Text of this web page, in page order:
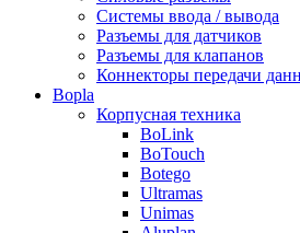
Системы ввода / вывода
Разъемы для датчиков
Разъемы для клапанов
Коннекторы передачи
Bopla
Корпусная техника
BoLink
BoTouch
Botego
Ultramas
Unimas